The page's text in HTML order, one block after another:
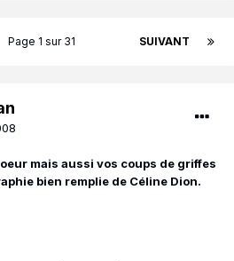
SUIVANT
Page 1 sur 31
mais aussi vos coups de griffes
bien remplie de Céline Dion.